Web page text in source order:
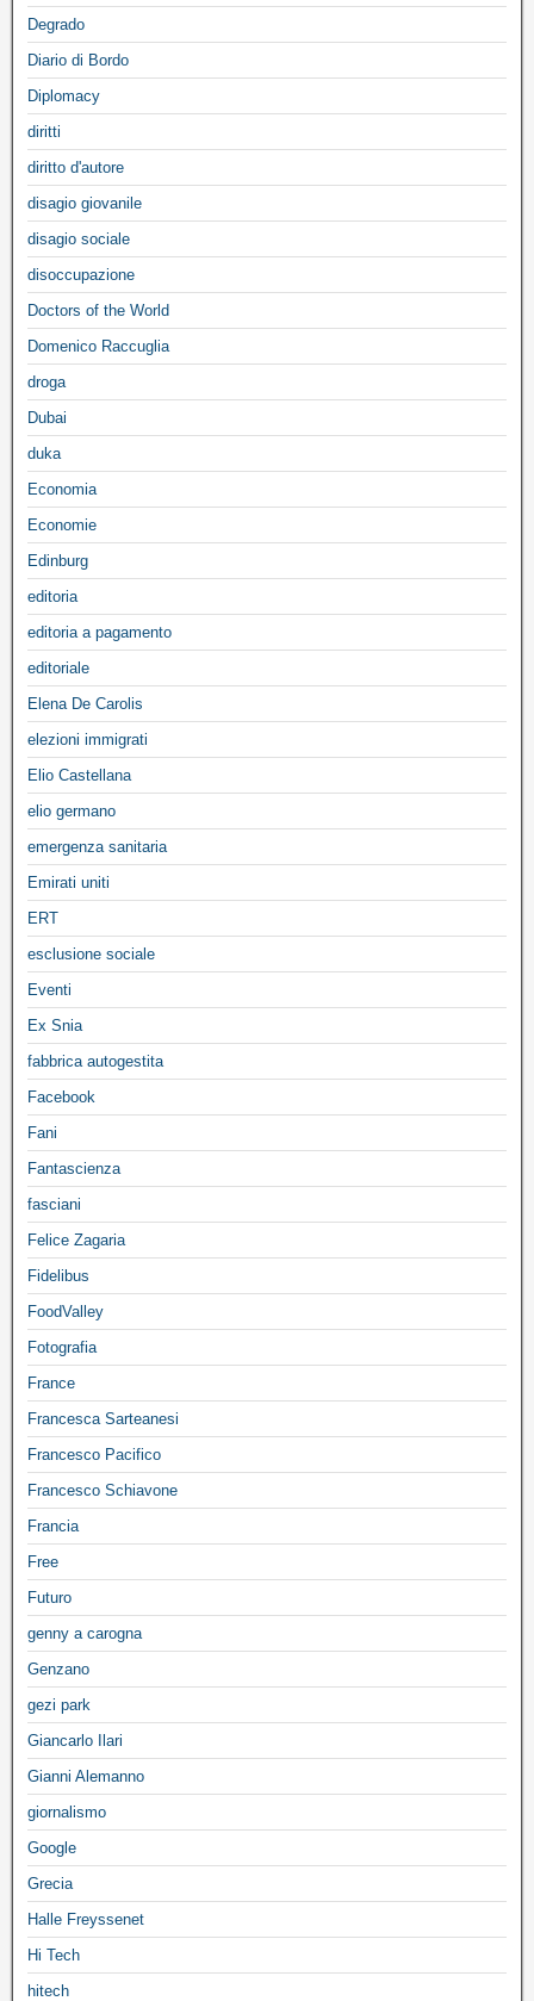
Degrado
Diario di Bordo
Diplomacy
diritti
diritto d'autore
disagio giovanile
disagio sociale
disoccupazione
Doctors of the World
Domenico Raccuglia
droga
Dubai
duka
Economia
Economie
Edinburg
editoria
editoria a pagamento
editoriale
Elena De Carolis
elezioni immigrati
Elio Castellana
elio germano
emergenza sanitaria
Emirati uniti
ERT
esclusione sociale
Eventi
Ex Snia
fabbrica autogestita
Facebook
Fani
Fantascienza
fasciani
Felice Zagaria
Fidelibus
FoodValley
Fotografia
France
Francesca Sarteanesi
Francesco Pacifico
Francesco Schiavone
Francia
Free
Futuro
genny a carogna
Genzano
gezi park
Giancarlo Ilari
Gianni Alemanno
giornalismo
Google
Grecia
Halle Freyssenet
Hi Tech
hitech